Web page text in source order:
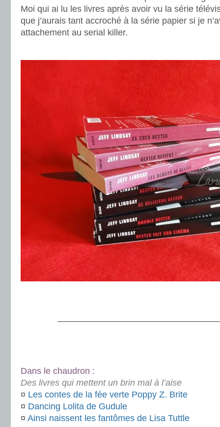
Moi qui ai lu les livres après avoir vu la série
que j’aurais tant accroché à la série papier si je
attachement au serial killer.
Dans le chaudron :
Des livres qui mettent un brin mal à l’aise
¤ Les contes de la fée verte Poppy Z. Brite
¤ Dancing Lolita de Gudule
¤ Ainsi naissent les fantômes de Lisa Tuttle